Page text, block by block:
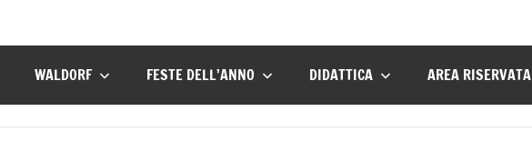
WALDORF FESTE DELL’ANNO DIDATTICA AREA RISERVATA